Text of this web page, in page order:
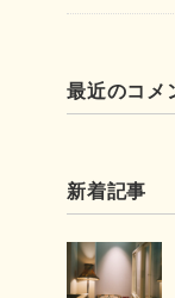
最近のコメ
新着記事